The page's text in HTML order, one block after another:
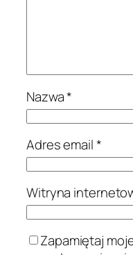
Nazwa*
Adres email*
Witryna
Zapamiętaj